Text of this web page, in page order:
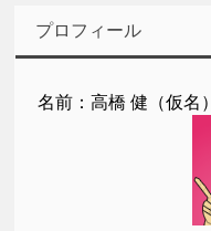
プロフィール
名前：高橋 健（仮名）